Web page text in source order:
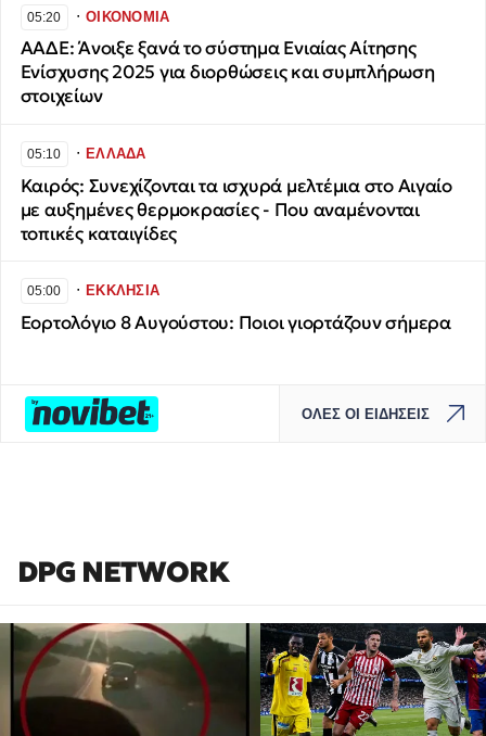
05:20 ∙ΟΙΚΟΝΟΜΙΑ
ΑΑΔΕ: Άνοιξε ξανά το σύστημα Ενιαίας Αίτησης
Ενίσχυσης 2025 για διορθώσεις και συμπλήρωση
στοιχείων
05:10 ∙ΕΛΛΑΔΑ
Καιρός: Συνεχίζονται τα ισχυρά μελτέμια στο Αιγαίο
με αυξημένες θερμοκρασίες - Που αναμένονται
τοπικές καταιγίδες
05:00 ∙ΕΚΚΛΗΣΙΑ
Εορτολόγιο 8 Αυγούστου: Ποιοι γιορτάζουν σήμερα
ΟΛΕΣ ΟΙ ΕΙΔΗΣΕΙΣ
DPG NETWORK